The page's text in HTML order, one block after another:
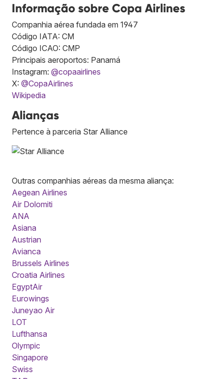
Informação sobre Copa Airlines
Companhia aérea fundada em 1947
Código IATA: CM
Código ICAO: CMP
Principais aeroportos: Panamá
Instagram: @copaairlines
X: @CopaAirlines
Wikipedia
Alianças
Pertence à parceria Star Alliance
Outras companhias aéreas da mesma aliança:
Aegean Airlines
Air Dolomiti
ANA
Asiana
Austrian
Avianca
Brussels Airlines
Croatia Airlines
EgyptAir
Eurowings
Juneyao Air
LOT
Lufthansa
Olympic
Singapore
Swiss